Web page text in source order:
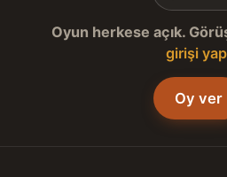
Oyun herkese açık.
girişi yap
Oy ver